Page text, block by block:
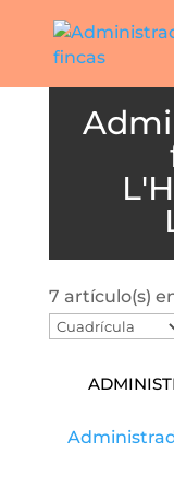
7 artículo(s)